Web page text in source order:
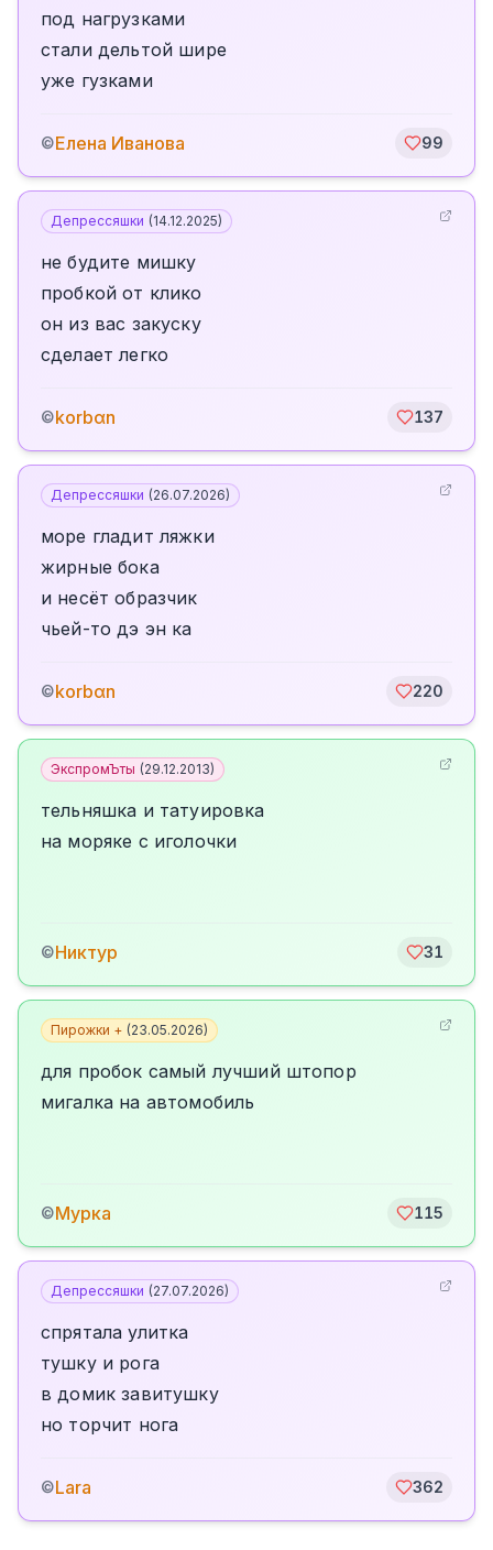
под нагрузками
стали дельтой шире
уже гузками
©Елена Иванова 99
Депрессяшки (14.12.2025)
не будите мишку
пробкой от клико
он из вас закуску
сделает легко
©korbαn 137
Депрессяшки (26.07.2026)
море гладит ляжки
жирные бока
и несёт образчик
чьей-то дэ эн ка
©korbαn 220
ЭкспромЪты (29.12.2013)
тельняшка и татуировка
на моряке с иголочки
©Никтур 31
Пирожки + (23.05.2026)
для пробок самый лучший штопор
мигалка на автомобиль
©Мурка 115
Депрессяшки (27.07.2026)
спрятала улитка
тушку и рога
в домик завитушку
но торчит нога
©Lara 362